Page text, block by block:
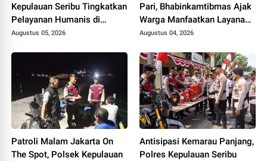
Kepulauan Seribu Tingkatkan
Pelayanan Humanis di
Dermaga dan Ajak
Augustus 05, 2026
Pari, Bhabinkamtibmas Ajak
Warga Manfaatkan Layanan
Polri 110
Augustus 04, 2026
Patroli Malam Jakarta On
The Spot, Polsek Kepulauan
Antisipasi Kemarau Panjang,
Polres Kepulauan Seribu